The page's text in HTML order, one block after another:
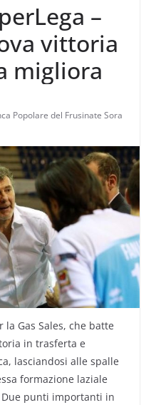
–
vittoria
migliora
Popolare del Frusinate Sora
Gas Sales, che batte
in trasferta e
lasciandosi alle spalle
formazione laziale
punti importanti in